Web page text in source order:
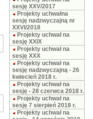
sesję XXV/2017
Projekty uchwałna
sesję nadzwyczajną nr
XXVI/2018
Projekty uchwał na
sesję XXIX
Projekty uchwał na
sesję XXX
Projekty uchwał na
sesję nadzwyczajną - 26
kwiecień 2018 r.
Projekty uchwał na
sesję - 28 czerwca 2018 r.
Projekty uchwał na
sesję 7 sierpień 2018 r.
Projekty uchwał na